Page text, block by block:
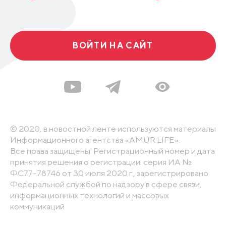
ВОЙТИ НА САЙТ
© 2020, в новостной ленте используются материалы
Информационного агентства «AMUR.LIFE».
Все права защищены. Регистрационный номер и дата
принятия решения о регистрации: серия ИА №
ФС77-78746 от 30 июля 2020 г., зарегистрировано
Федеральной службой по надзору в сфере связи,
информационных технологий и массовых
коммуникаций